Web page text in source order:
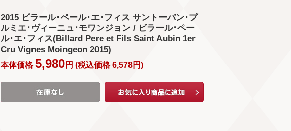
2015 ビラール･ペール･エ･フィス サントーバン･プ
ルミエ･ヴィーニュ･モワンジョン / ビラール･ペー
ル･エ･フィス(Billard Pere et Fils Saint Aubin 1er
Cru Vignes Moingeon 2015)
本体価格5,980円 (税込価格6,578円)